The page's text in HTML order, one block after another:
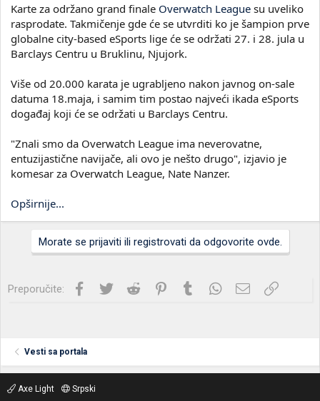
Karte za održano grand finale Overwatch League su uveliko
rasprodate. Takmičenje gde će se utvrditi ko je šampion prve
globalne city-based eSports lige će se održati 27. i 28. jula u
Barclays Centru u Bruklinu, Njujork.
Više od 20.000 karata je ugrabljeno nakon javnog on-sale
datuma 18.maja, i samim tim postao najveći ikada eSports
događaj koji će se održati u Barclays Centru.
"Znali smo da Overwatch League ima neverovatne,
entuzijastične navijače, ali ovo je nešto drugo", izjavio je
komesar za Overwatch League, Nate Nanzer.
Opširnije...
Morate se prijaviti ili registrovati da odgovorite ovde.
Preporučite: Facebook
Twitter Reddit PinterestTumblrWhatsApp
Imejl Link
Vesti sa portala
Axe Light
Srpski